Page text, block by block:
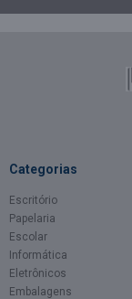
Categorias
Escritório
Papelaria
Escolar
Informática
Eletrônicos
Embalagens